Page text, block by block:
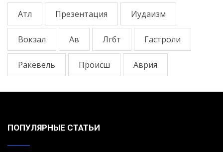
Атл Презентация Иудаизм
Вокзал Ав Лгбт Гастроли
Ракевель Происш Аврия
ПОПУЛЯРНЫЕ СТАТЬИ